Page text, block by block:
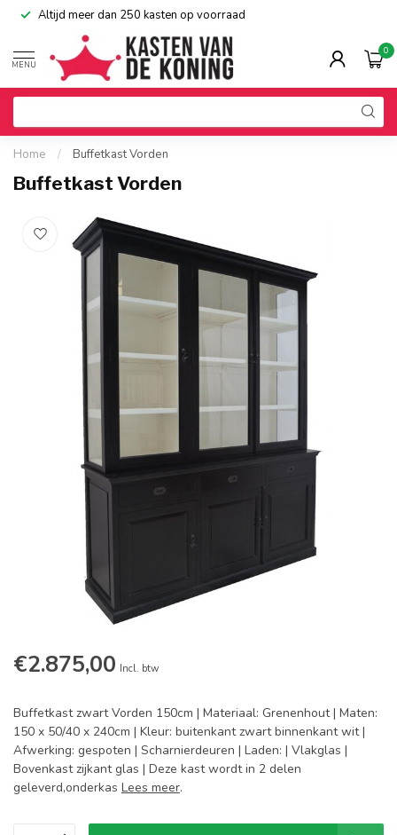
Altijd meer dan 250 kasten op voorraad
MENU
0
Home / Buffetkast Vorden
Buffetkast Vorden
€2.875,00 Incl. btw
Buffetkast zwart Vorden 150cm | Materiaal: Grenenhout | Maten:
150 x 50/40 x 240cm | Kleur: buitenkant zwart binnenkant wit |
Afwerking: gespoten | Scharnierdeuren | Laden: | Vlakglas |
Bovenkast zijkant glas | Deze kast wordt in 2 delen
geleverd,onderkas Lees meer.